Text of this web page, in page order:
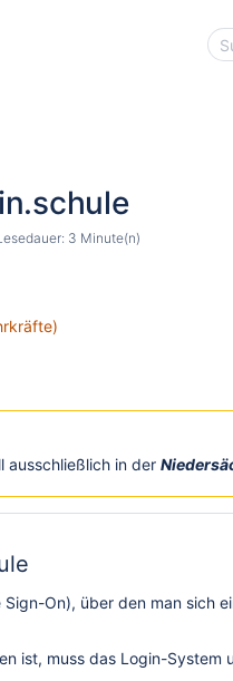
3 Minute(n)
ausschließlich in der
On), über den man sich
ist, muss das Login-System